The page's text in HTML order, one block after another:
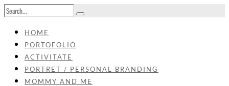
HOME
PORTOFOLIO
ACTIVITATE
PORTRET / PERSONAL BRANDING
MOMMY AND ME